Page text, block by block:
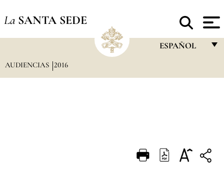
La SANTA SEDE
ESPAÑOL
DEUTSCH
AUDIENCIAS 2016